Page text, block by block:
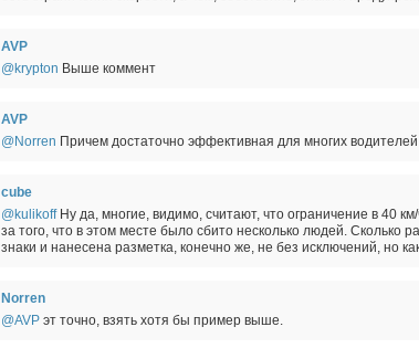
AVP
@krypton Выше коммент
AVP
@Norren Причем достаточно эффективная для многих водителей
cube
@kulikoffНу да, многие, видимо, считают, что ограничение в 40
за того, что в этом месте было сбито несколько людей. Сколько
знаки и нанесена разметка, конечно же, не без исключений, но
Norren
@AVP эт точно, взять хотя бы пример выше.